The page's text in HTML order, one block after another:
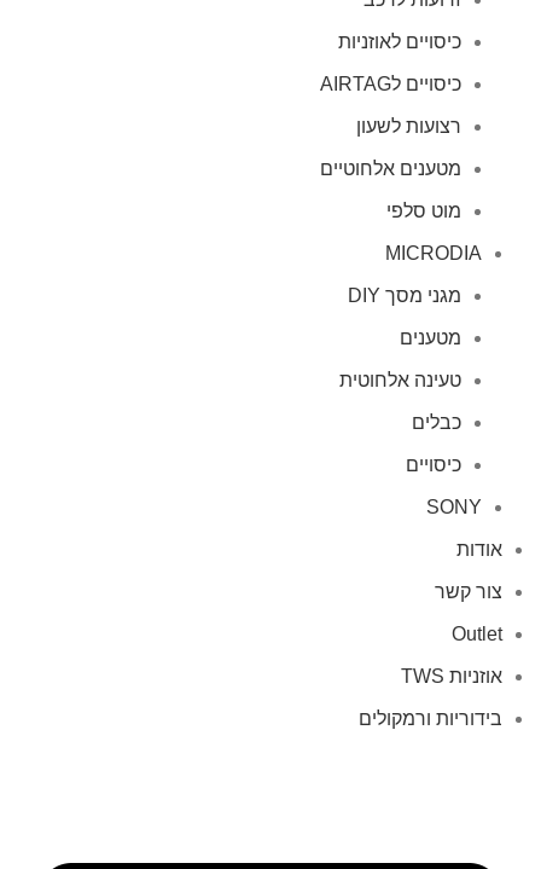
כיסויים לאוזניות
כיסויים לAIRTAG
רצועות לשעון
מטענים אלחוטיים
מוט סלפי
MICRODIA
מגני מסך DIY
מטענים
טעינה אלחוטית
כבלים
כיסויים
SONY
אודות
צור קשר
Outlet
אוזניות TWS
בידוריות ורמקולים